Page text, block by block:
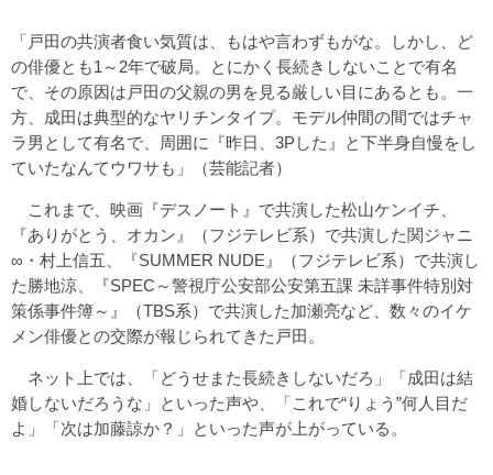
「戸田の共演者食い気質は、もはや言わずもがな。しかし、ど
の俳優とも1～2年で破局。とにかく長続きしないことで有名
で、その原因は戸田の父親の男を見る厳しい目にあるとも。一
方、成田は典型的なヤリチンタイプ。モデル仲間の間ではチャ
ラ男として有名で、周囲に『昨日、3Pした』と下半身自慢をし
ていたなんてウワサも」（芸能記者）
これまで、映画『デスノート』で共演した松山ケンイチ、
『ありがとう、オカン』（フジテレビ系）で共演した関ジャニ
∞・村上信五、『SUMMER NUDE』（フジテレビ系）で共演し
た勝地涼、『SPEC～警視庁公安部公安第五課 未詳事件特別対
策係事件簿～』（TBS系）で共演した加瀬亮など、数々のイケ
メン俳優との交際が報じられてきた戸田。
ネット上では、「どうせまた長続きしないだろ」「成田は結
婚しないだろうな」といった声や、「これで“りょう”何人目だ
よ」「次は加藤諒か？」といった声が上がっている。